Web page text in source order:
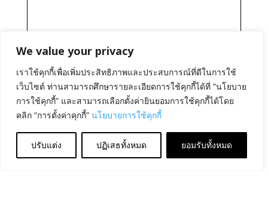
We value your privacy
เราใช้คุกกี้เพื่อเพิ่มประสิทธิภาพและประสบการณ์ที่ดีในการใช้
เว็บไซต์ ท่านสามารถศึกษารายละเอียดการใช้คุกกี้ได้ที่ “นโยบาย
การใช้คุกกี้” และสามารถเลือกตั้งค่ายินยอมการใช้คุกกี้ได้โดย
คลิก “การตั้งค่าคุกกี้” นโยบายการใช้คุกกี้
ปรับแต่ง ปฏิเสธทั้งหมด ยอมรับทั้งหมด